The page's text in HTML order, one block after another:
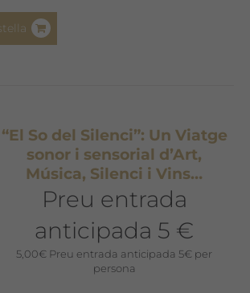
“El So del Silenci”: Un Viatge
sonor i sensorial d’Art,
Música, Silenci i Vins…
Preu entrada
anticipada 5 €
5,00€ Preu entrada anticipada 5€ per
persona